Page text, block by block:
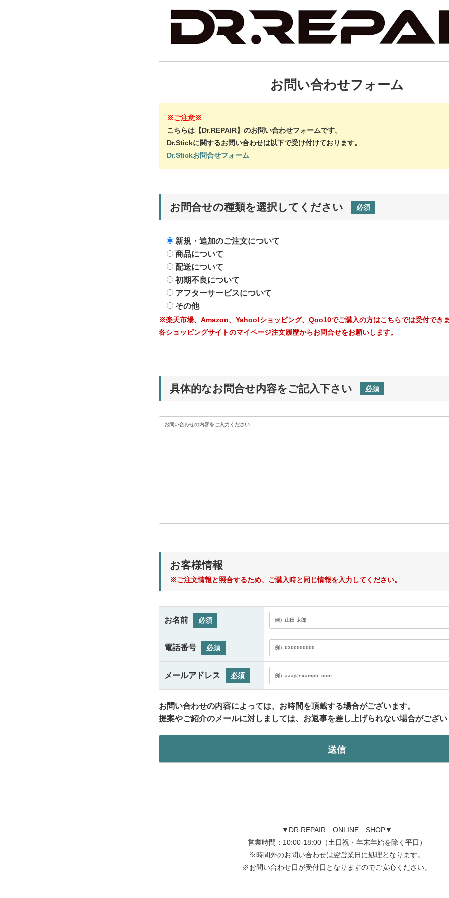
お問い合わせフォーム
※ご注意※
こちらは【Dr.REPAIR】のお問い合わせフォームです。
Dr.Stickに関するお問い合わせは以下で受け付けております。
Dr.Stickお問合せフォーム
お問合せの種類を選択してください 必須
新規・追加のご注文について
商品について
配送について
初期不良について
アフターサービスについて
その他
※楽天市場、Amazon、Yahoo!ショッピング、Qoo10でご購入の方はこちらでは受付でき
各ショッピングサイトのマイページ注文履歴からお問合せをお願いします。
具体的なお問合せ内容をご記入下さい 必須
お客様情報
※ご注文情報と照合するため、ご購入時と同じ情報を入力してください。
お名前 必須
電話番号 必須
メールアドレス 必須
お問い合わせの内容によっては、お時間を頂戴する場合がございます。
提案やご紹介のメールに対しましては、お返事を差し上げられない場合がござ
▼DR.REPAIR ONLINE SHOP▼
営業時間：10:00-18:00（土日祝・年末年始を除く平日）
※時間外のお問い合わせは翌営業日に処理となります。
※お問い合わせ日が受付日となりますのでご安心ください。